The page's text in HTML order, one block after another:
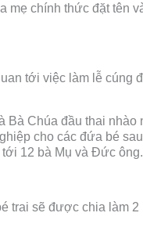
mẹ chính thức đặt tên
tới việc làm lễ cúng
Chúa đầu thai nhào
cho các đứa bé
tới 12 bà Mụ và Đức ông.
trai sẽ được chia làm 2